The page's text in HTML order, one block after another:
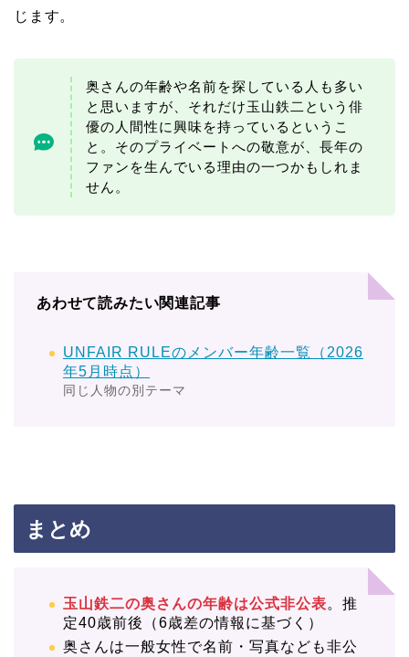
じます。
奥さんの年齢や名前を探している人も多い
と思いますが、それだけ玉山鉄二という俳
優の人間性に興味を持っているというこ
と。そのプライベートへの敬意が、長年の
ファンを生んでいる理由の一つかもしれま
せん。
あわせて読みたい関連記事
UNFAIR RULEのメンバー年齢一覧（2026
年5月時点）
同じ人物の別テーマ
まとめ
玉山鉄二の奥さんの年齢は公式非公表。推
定40歳前後（6歳差の情報に基づく）
奥さんは一般女性で名前・写真なども非公